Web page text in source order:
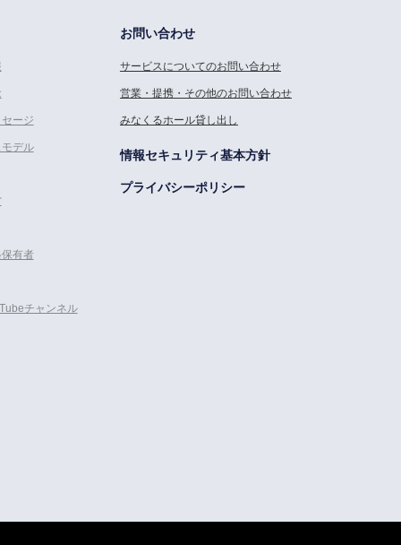
ージ
デル
有者
チャンネル
お問い合わせ
サービスについてのお問い合わせ
営業・提携・その他のお問い合わせ
みなくるホール貸し出し
情報セキュリティ基本方針
プライバシーポリシー